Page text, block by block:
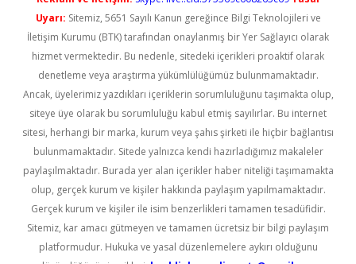
Uyarı: Sitemiz, 5651 Sayılı Kanun gereğince Bilgi Teknolojileri ve
İletişim Kurumu (BTK) tarafından onaylanmış bir Yer Sağlayıcı olarak
hizmet vermektedir. Bu nedenle, sitedeki içerikleri proaktif olarak
denetleme veya araştırma yükümlülüğümüz bulunmamaktadır.
Ancak, üyelerimiz yazdıkları içeriklerin sorumluluğunu taşımakta olup,
siteye üye olarak bu sorumluluğu kabul etmiş sayılırlar. Bu internet
sitesi, herhangi bir marka, kurum veya şahıs şirketi ile hiçbir bağlantısı
bulunmamaktadır. Sitede yalnızca kendi hazırladığımız makaleler
paylaşılmaktadır. Burada yer alan içerikler haber niteliği taşımamakta
olup, gerçek kurum ve kişiler hakkında paylaşım yapılmamaktadır.
Gerçek kurum ve kişiler ile isim benzerlikleri tamamen tesadüfidir.
Sitemiz, kar amacı gütmeyen ve tamamen ücretsiz bir bilgi paylaşım
platformudur. Hukuka ve yasal düzenlemelere aykırı olduğunu